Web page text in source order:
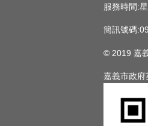
服務時間:
簡訊號碼
© 2019 嘉
嘉義市政府